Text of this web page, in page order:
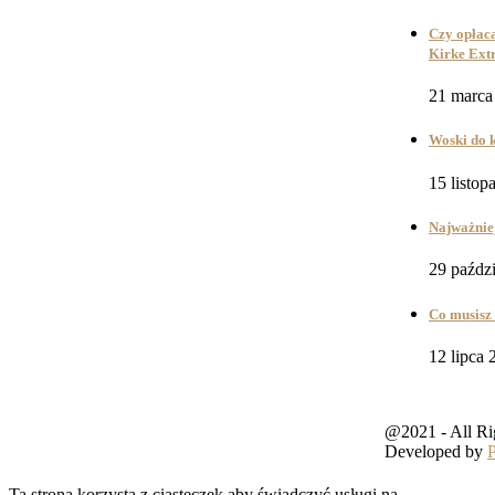
Czy
Kirke
21
Woski do
15
29
Co
12 lipca
@2021 - All
Developed by